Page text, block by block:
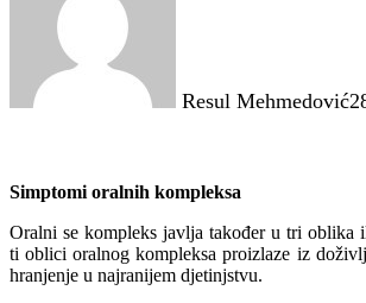
Resul Mehmedović
Simptomi oralnih kompleksa
Oralni se kompleks javlja također u tri oblika
ti oblici oralnog kompleksa proizlaze iz
hranjenje u najranijem djetinjstvu.